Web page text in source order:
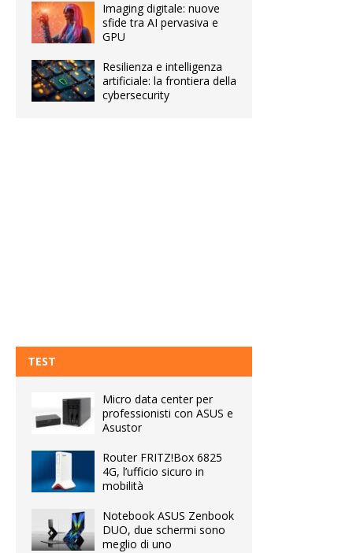
Imaging digitale: nuove
sfide tra AI pervasiva e
GPU
Resilienza e intelligenza
artificiale: la frontiera della
cybersecurity
TEST
Micro data center per
professionisti con ASUS e
Asustor
Router FRITZ!Box 6825
4G, l’ufficio sicuro in
mobilità
Notebook ASUS Zenbook
DUO, due schermi sono
meglio di uno